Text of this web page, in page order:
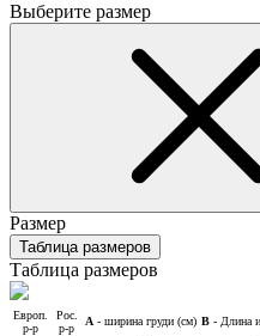
Выберите размер
Размер
Таблица размеров
Таблица размеров
Европ.
р-р
Рос.
р-р
A - ширина груди (см) B - Длина